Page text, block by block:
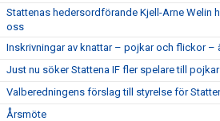
Stattenas hedersordförande Kjell-Arne Welin
oss
Inskrivningar av knattar – pojkar och flickor –
Just nu söker Stattena IF fler spelare till
Valberedningens förslag till styrelse för
Årsmöte